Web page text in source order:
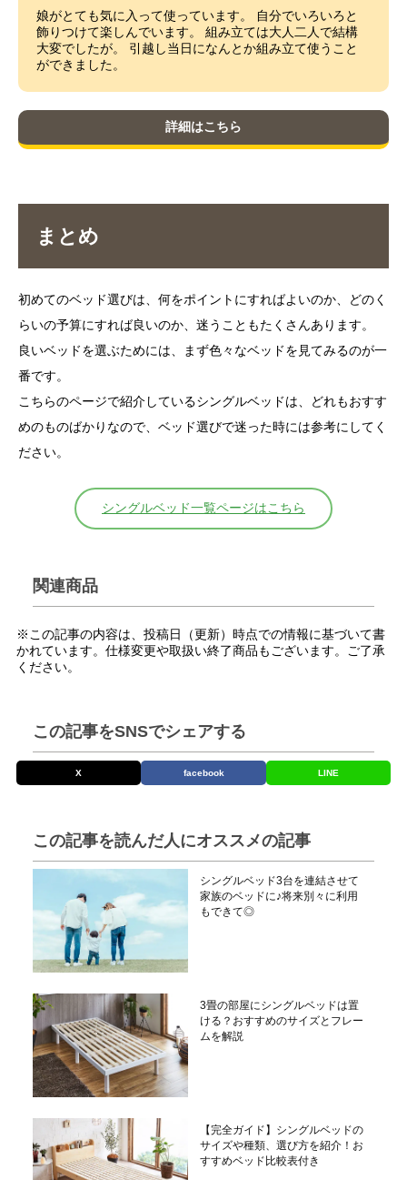
娘がとても気に入って使っています。 自分でいろいろと
飾りつけて楽しんでいます。 組み立ては大人二人で結構
大変でしたが。 引越し当日になんとか組み立て使うこと
ができました。
詳細はこちら
まとめ
初めてのベッド選びは、何をポイントにすればよいのか、どのく
らいの予算にすれば良いのか、迷うこともたくさんあります。
良いベッドを選ぶためには、まず色々なベッドを見てみるのが一
番です。
こちらのページで紹介しているシングルベッドは、どれもおすす
めのものばかりなので、ベッド選びで迷った時には参考にしてく
ださい。
シングルベッド一覧ページはこちら
関連商品
※この記事の内容は、投稿日（更新）時点での情報に基づいて書
かれています。仕様変更や取扱い終了商品もございます。ご了承
ください。
この記事をSNSでシェアする
X facebook LINE
この記事を読んだ人にオススメの記事
シングルベッド3台を連結させて
家族のベッドに♪将来別々に利用
もできて◎
3畳の部屋にシングルベッドは置
ける？おすすめのサイズとフレー
ムを解説
【完全ガイド】シングルベッドの
サイズや種類、選び方を紹介！お
すすめベッド比較表付き